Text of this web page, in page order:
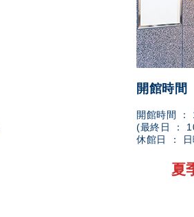
開館時間
開館時間 ：
(最終日 ：
休館日 ：
夏